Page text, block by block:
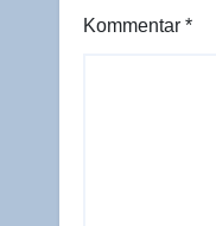
Kommentar *